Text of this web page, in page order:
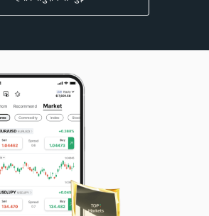
xauusd07 2026/07/27 03:00